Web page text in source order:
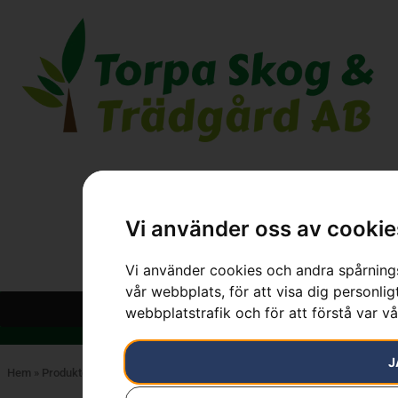
Vi använder oss av
Vi använder cookies och andra
vår webbplats, för att visa dig
webbplatstrafik och för att förstå var
Hem » Produkter STIHL